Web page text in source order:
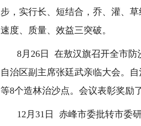
步，实行长、短结合，乔、灌、
速度、质量、效益三突破。
8月 26 日
在敖汉旗召开全市
自治区副主席张廷武亲临大会。
等8个造林治沙点。会议表彰奖励
12 月 31 日 赤峰市委批转市委